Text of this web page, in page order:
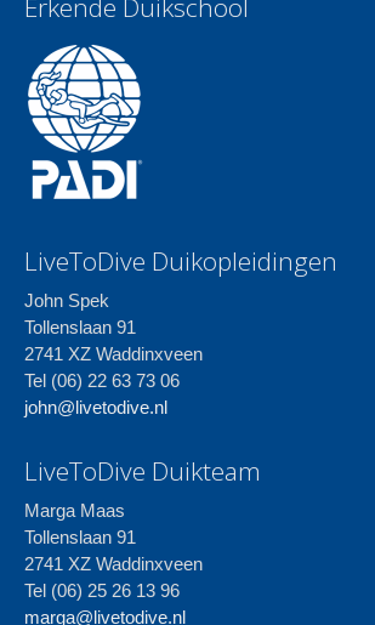
Erkende Duikschool
LiveToDive Duikopleidingen
John Spek
Tollenslaan 91
2741 XZ Waddinxveen
Tel (06) 22 63 73 06
john@livetodive.nl
LiveToDive Duikteam
Marga Maas
Tollenslaan 91
2741 XZ Waddinxveen
Tel (06) 25 26 13 96
marga@livetodive.nl